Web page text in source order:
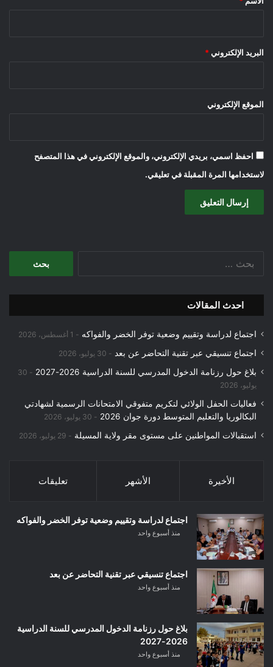
البريد الإلكتروني *
الموقع الإلكتروني
احفظ اسمي، بريدي الإلكتروني، والموقع الإلكتروني في هذا المتصفح
لاستخدامها المرة المقبلة في تعليقي.
احدث المقالات
اجتماع لدراسة وتقييم وضعية توفر الخضر والفواكه 1 أغسطس، 2026
اجتماع تنسيقي عبر تقنية التحاضر عن بعد 30 يوليو، 2026
بلاغ حول رزنامة الدخول المدرسي للسنة الدراسية 2026-2027
30
يوليو، 2026
فعاليات الحفل الولائي لتكريم متفوقي الامتحانات الرسمية لشهادتي
البكالوريا والتعليم المتوسط دورة جوان 2026
30 يوليو، 2026
استقبالات المواطنين على مستوى مقر ولاية المسيلة 29 يوليو، 2026
الأخيرة الأشهر تعليقات
اجتماع لدراسة وتقييم وضعية توفر الخضر والفواكه
منذ أسبوع واحد
اجتماع تنسيقي عبر تقنية التحاضر عن بعد
منذ أسبوع واحد
بلاغ حول رزنامة الدخول المدرسي للسنة الدراسية
2026-2027
منذ أسبوع واحد